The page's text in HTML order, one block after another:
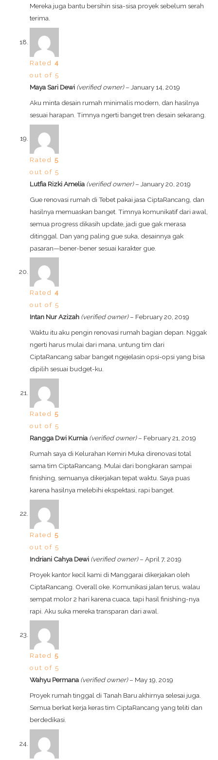
Mereka juga bantu bersihin sisa-sisa proyek sebelum serah
terima.
Rated4
out of 5
Maya Sari Dewi (verified owner) – January 14, 2019
Aku minta desain rumah minimalis modern, dan hasilnya
sesuai harapan. Timnya ngerti banget tren desain sekarang.
Rated5
out of 5
Lutfia Rizki Amelia (verified owner) – January 20, 2019
Gue renovasi rumah di Tebet pakai jasa CiptaRancang, dan
hasilnya memuaskan banget. Timnya komunikatif dari awal,
semua progress dikasih update, jadi gue gak merasa
ditinggal. Dan yang paling gue suka, desainnya gak
pasaran—bener-bener sesuai karakter gue.
Rated4
out of 5
Intan Nur Azizah (verified owner) – February 20, 2019
Waktu itu aku pengin renovasi rumah bagian depan. Nggak
ngerti harus mulai dari mana, untung tim dari
CiptaRancang sabar banget ngejelasin opsi-opsi yang bisa
dipilih sesuai budget-ku.
Rated5
out of 5
Rangga Dwi Kurnia (verified owner) – February 21, 2019
Rumah saya di Kelurahan Kemiri Muka direnovasi total
sama tim CiptaRancang. Mulai dari bongkaran sampai
finishing, semuanya dikerjakan tepat waktu. Saya puas
karena hasilnya melebihi ekspektasi, rapi banget.
Rated5
out of 5
Indriani Cahya Dewi (verified owner) – April 7, 2019
Proyek kantor kecil kami di Manggarai dikerjakan oleh
CiptaRancang. Overall oke. Komunikasi jalan terus, walau
sempat molor 2 hari karena cuaca, tapi hasil finishing-nya
rapi. Aku suka mereka transparan dari awal.
Rated5
out of 5
Wahyu Permana (verified owner) – May 19, 2019
Proyek rumah tinggal di Tanah Baru akhirnya selesai juga.
Semua berkat kerja keras tim CiptaRancang yang teliti dan
berdedikasi.